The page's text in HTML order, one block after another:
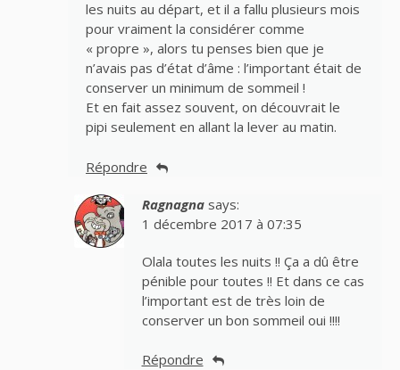
les nuits au départ, et il a fallu plusieurs mois
pour vraiment la considérer comme
« propre », alors tu penses bien que je
n’avais pas d’état d’âme : l’important était de
conserver un minimum de sommeil !
Et en fait assez souvent, on découvrait le
pipi seulement en allant la lever au matin.
Répondre
Ragnagna says:
1 décembre 2017 à 07:35
Olala toutes les nuits !! Ça a dû être
pénible pour toutes !! Et dans ce cas
l’important est de très loin de
conserver un bon sommeil oui !!!!
Répondre